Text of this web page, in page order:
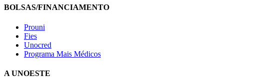
BOLSAS/FINANCIAMENTO
Prouni
Fies
Unocred
Programa Mais Médicos
A UNOESTE